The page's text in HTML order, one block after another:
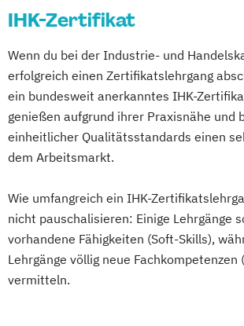
IHK-Zertifikat
Wenn du bei der Industrie- und
erfolgreich einen Zertifikatslehrgang
ein bundesweit anerkanntes IHK-
genießen aufgrund ihrer Praxisnähe und
einheitlicher Qualitätsstandards einen
dem Arbeitsmarkt.
Wie umfangreich ein IHK-
nicht pauschalisieren: Einige Lehrgänge
vorhandene Fähigkeiten (Soft-Skills),
Lehrgänge völlig neue Fachkompetenzen
vermitteln.